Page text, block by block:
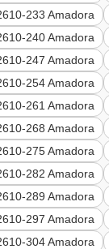
233 Amadora
240 Amadora
247 Amadora
254 Amadora
261 Amadora
268 Amadora
275 Amadora
282 Amadora
289 Amadora
297 Amadora
304 Amadora